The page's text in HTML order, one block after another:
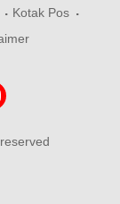
Kotak Pos